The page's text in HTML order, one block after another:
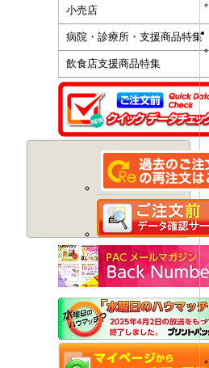
小売店
病院・診療所・支援商品特集
飲食店支援商品特集